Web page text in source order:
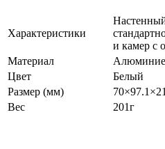
Характеристики
и камер с
Материал
Цвет
Белый
Размер (мм)
Вес
201г